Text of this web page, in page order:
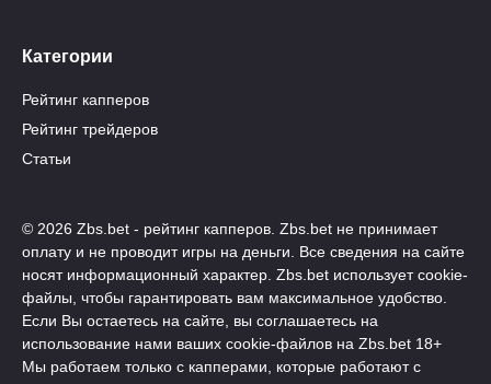
Категории
Рейтинг капперов
Рейтинг трейдеров
Статьи
© 2026 Zbs.bet - рейтинг капперов. Zbs.bet не принимает
оплату и не проводит игры на деньги. Все сведения на сайте
носят информационный характер. Zbs.bet использует cookie-
файлы, чтобы гарантировать вам максимальное удобство.
Если Вы остаетесь на сайте, вы соглашаетесь на
использование нами ваших cookie-файлов на Zbs.bet 18+
Мы работаем только с капперами, которые работают с